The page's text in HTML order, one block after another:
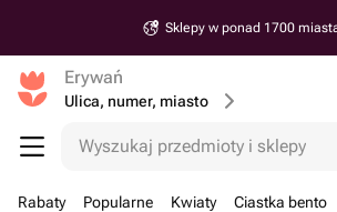
Sklepy w ponad 1700
Erywań
Ulica, numer, miasto
Wyszukaj przedmioty i sklepy
Rabaty Popularne Kwiaty Ciastka bento